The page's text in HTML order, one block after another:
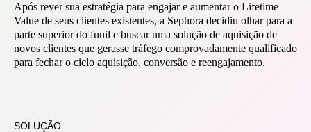
Após rever sua estratégia para engajar e aumentar o Lifetime
Value de seus clientes existentes, a Sephora decidiu olhar para a
parte superior do funil e buscar uma solução de aquisição de
novos clientes que gerasse tráfego comprovadamente qualificado
para fechar o ciclo aquisição, conversão e reengajamento.
SOLUÇÃO